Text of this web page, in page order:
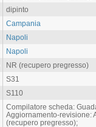
dipinto
Campania
Napoli
Napoli
NR (recupero pregresso)
S31
S110
Compilatore scheda:
Aggiornamento-revisione:
(recupero pregresso);